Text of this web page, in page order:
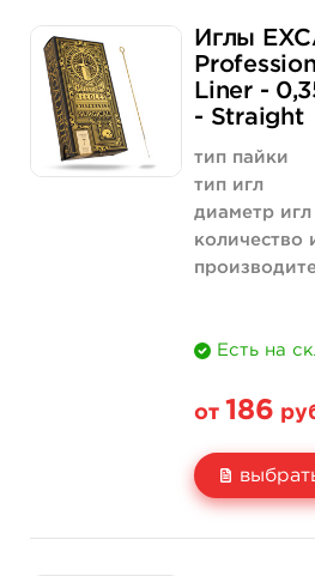
Цена
Количество
215 руб.
купить
Иглы
Liner -
- Straight
тип пайки
тип игл
диаметр игл
количество
Есть на
от 186